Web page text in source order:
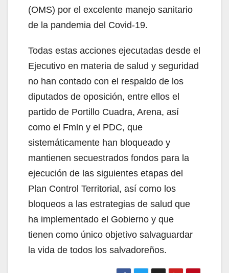
(OMS) por el excelente manejo sanitario
de la pandemia del Covid-19.
Todas estas acciones ejecutadas desde el
Ejecutivo en materia de salud y seguridad
no han contado con el respaldo de los
diputados de oposición, entre ellos el
partido de Portillo Cuadra, Arena, así
como el Fmln y el PDC, que
sistemáticamente han bloqueado y
mantienen secuestrados fondos para la
ejecución de las siguientes etapas del
Plan Control Territorial, así como los
bloqueos a las estrategias de salud que
ha implementado el Gobierno y que
tienen como único objetivo salvaguardar
la vida de todos los salvadoreños.